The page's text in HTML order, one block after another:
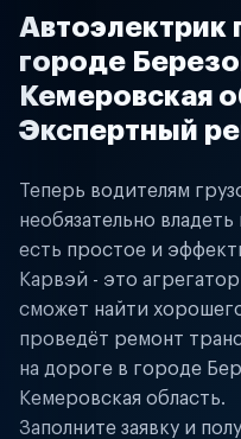
Автоэлектрик
городе
Кемеровская
Экспертный
Теперь водителям
необязательно
есть простое и
Карвэй - это
сможет найти
проведёт ремонт
на дороге в городе
Кемеровская область.
Заполните заявку и